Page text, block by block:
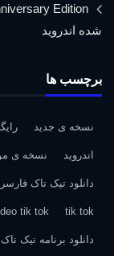
شده اندروید
برچسب ها
نسخه ی جدید
اندروید نسخه ی
دانلود تیک تاک
tik tok
tik tok
دانلود برنامه تیک